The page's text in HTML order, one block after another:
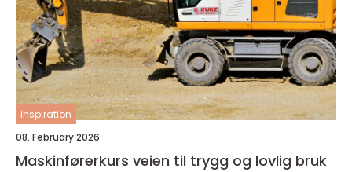
inspiration
08. February 2026
Maskinførerkurs veien til trygg og lovlig bruk